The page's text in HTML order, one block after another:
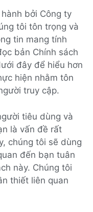
bởi Công ty
tôi tôn trọng và
tin mang tính
bản Chính sách
đây để hiểu hơn
hiện nhằm tôn
truy cập.
tiêu dùng và
là vấn đề rất
chúng tôi sẽ dùng
đến bạn tuân
này. Chúng tôi
thiết liên quan